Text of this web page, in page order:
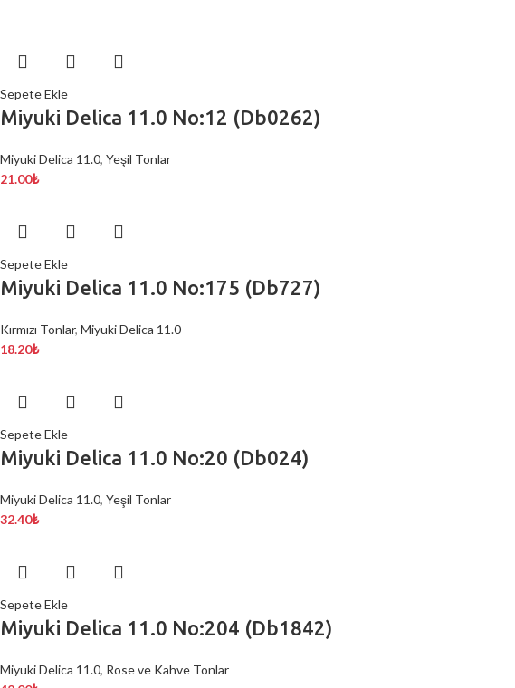
Sepete Ekle
Miyuki Delica 11.0 No:12 (Db0262)
Miyuki Delica 11.0, Yeşil Tonlar
21.00₺
Sepete Ekle
Miyuki Delica 11.0 No:175 (Db727)
Kırmızı Tonlar, Miyuki Delica 11.0
18.20₺
Sepete Ekle
Miyuki Delica 11.0 No:20 (Db024)
Miyuki Delica 11.0, Yeşil Tonlar
32.40₺
Sepete Ekle
Miyuki Delica 11.0 No:204 (Db1842)
Miyuki Delica 11.0, Rose ve Kahve Tonlar